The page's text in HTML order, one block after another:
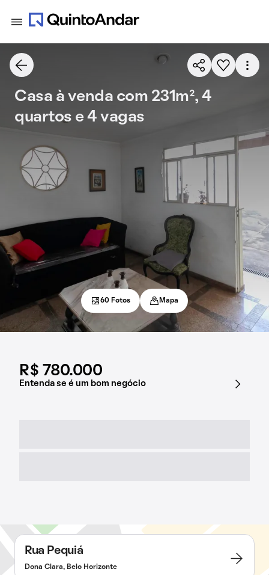
R$ 780.000
Entenda se é um bom negócio
Casa à venda com 231m², 4
quartos e 4 vagas
60 Fotos Mapa
Rua Pequiá
Dona Clara, Belo Horizonte